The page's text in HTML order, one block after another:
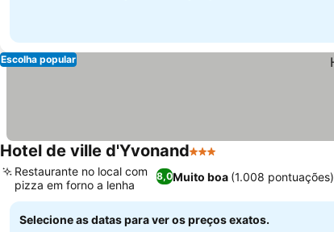
Escolha popular
Hotel de ville d'Yvonand3 Estrelas
8,0Muito boa (1.008 pontuações)
Restaurante no local com
pizza em forno a lenha
Selecione as datas para ver os preços exatos.